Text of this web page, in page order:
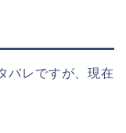
バレですが、現在